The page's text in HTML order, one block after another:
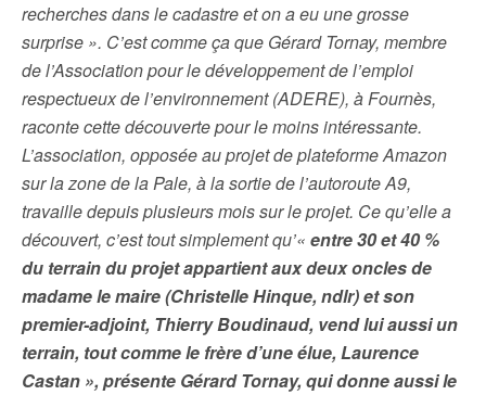
recherches dans le cadastre et on a eu une grosse
surprise ». C’est comme ça que Gérard Tornay, membre
de l’Association pour le développement de l’emploi
respectueux de l’environnement (ADERE), à Fournès,
raconte cette découverte pour le moins intéressante.
L’association, opposée au projet de plateforme Amazon
sur la zone de la Pale, à la sortie de l’autoroute A9,
travaille depuis plusieurs mois sur le projet. Ce qu’elle a
découvert, c’est tout simplement qu’« entre 30 et 40 %
du terrain du projet appartient aux deux oncles de
madame le maire (Christelle Hinque, ndlr) et son
premier-adjoint, Thierry Boudinaud, vend lui aussi un
terrain, tout comme le frère d’une élue, Laurence
Castan », présente Gérard Tornay, qui donne aussi le